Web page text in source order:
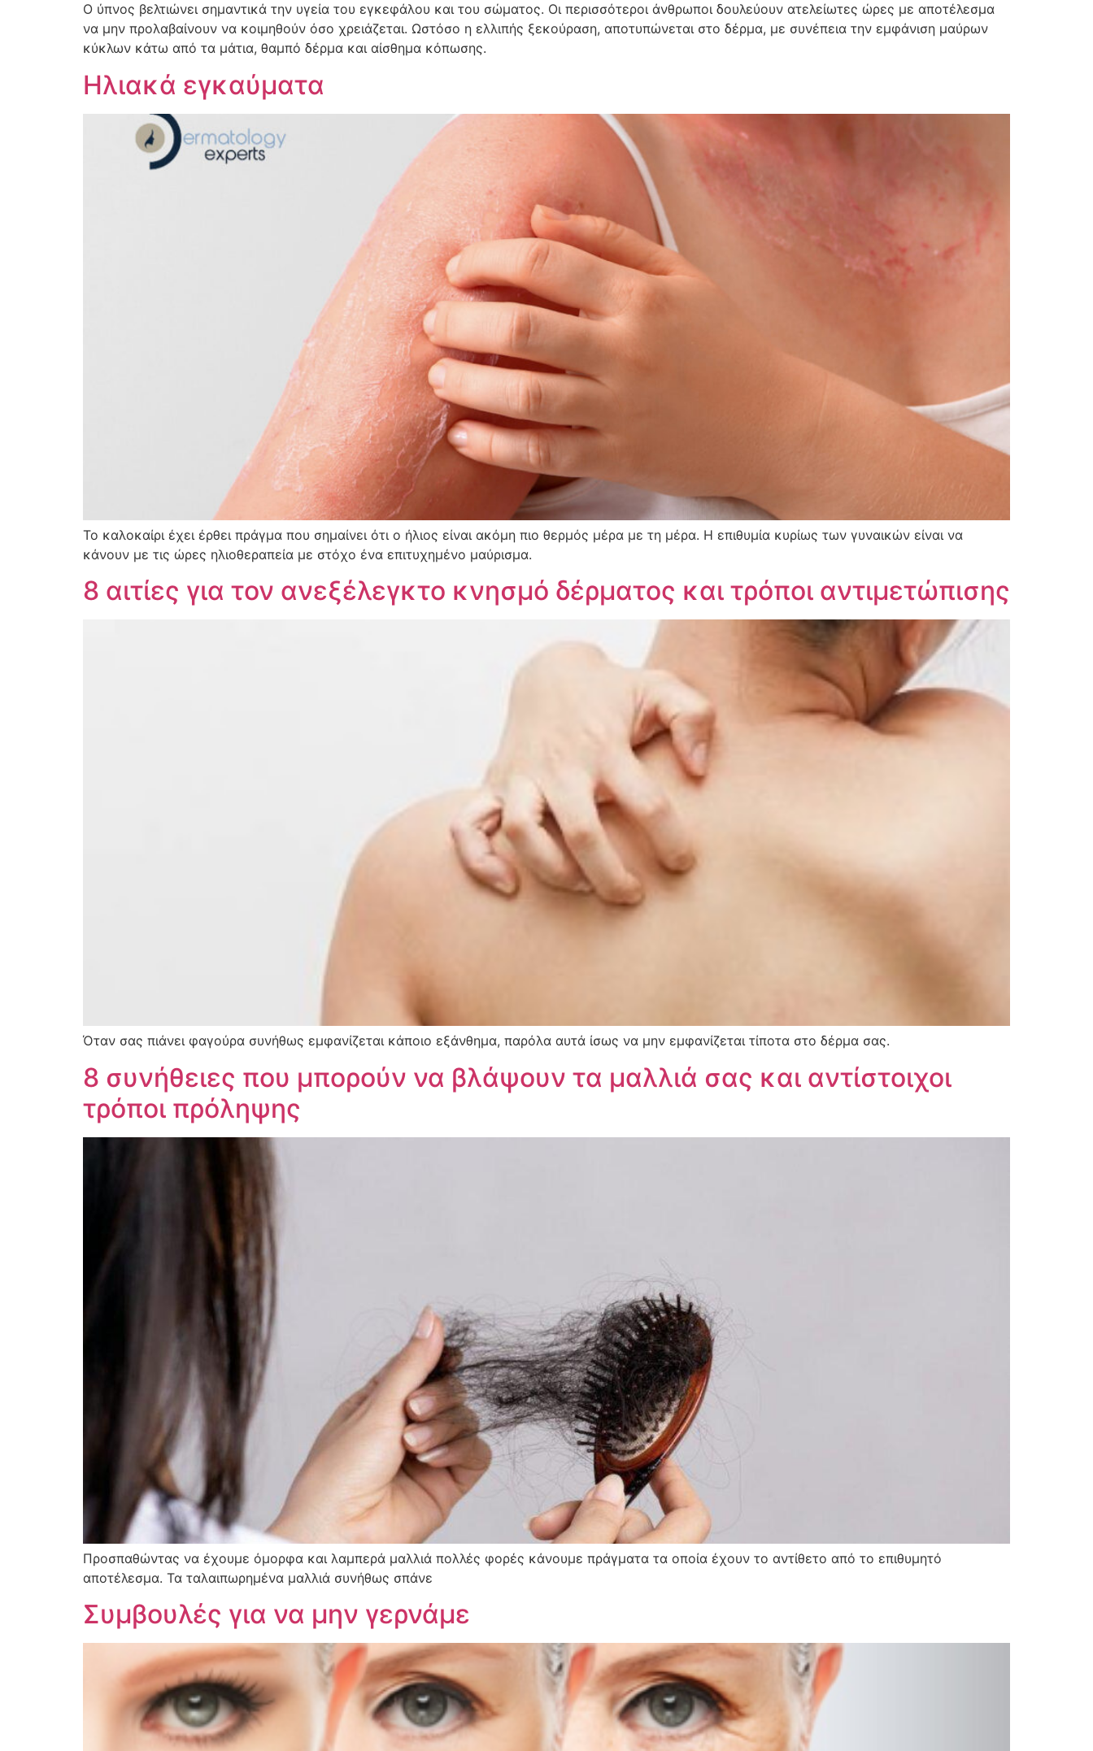
Ο ύπνος βελτιώνει σημαντικά την υγεία του εγκεφάλου και του σώματος. Οι περισσότεροι άνθρωποι δουλεύουν ατελείωτες ώρες με αποτέλεσμα
να μην προλαβαίνουν να κοιμηθούν όσο χρειάζεται. Ωστόσο η ελλιπής ξεκούραση, αποτυπώνεται στο δέρμα, με συνέπεια την εμφάνιση μαύρων
κύκλων κάτω από τα μάτια, θαμπό δέρμα και αίσθημα κόπωσης.
Ηλιακά εγκαύματα
Το καλοκαίρι έχει έρθει πράγμα που σημαίνει ότι ο ήλιος είναι ακόμη πιο θερμός μέρα με τη μέρα. Η επιθυμία κυρίως των γυναικών είναι να
κάνουν με τις ώρες ηλιοθεραπεία με στόχο ένα επιτυχημένο μαύρισμα.
8 αιτίες για τον ανεξέλεγκτο κνησμό δέρματος και τρόποι αντιμετώπισης
Όταν σας πιάνει φαγούρα συνήθως εμφανίζεται κάποιο εξάνθημα, παρόλα αυτά ίσως να μην εμφανίζεται τίποτα στο δέρμα σας.
8 συνήθειες που μπορούν να βλάψουν τα μαλλιά σας και αντίστοιχοι
τρόποι πρόληψης
Προσπαθώντας να έχουμε όμορφα και λαμπερά μαλλιά πολλές φορές κάνουμε πράγματα τα οποία έχουν το αντίθετο από το επιθυμητό
αποτέλεσμα. Τα ταλαιπωρημένα μαλλιά συνήθως σπάνε
Συμβουλές για να μην γερνάμε